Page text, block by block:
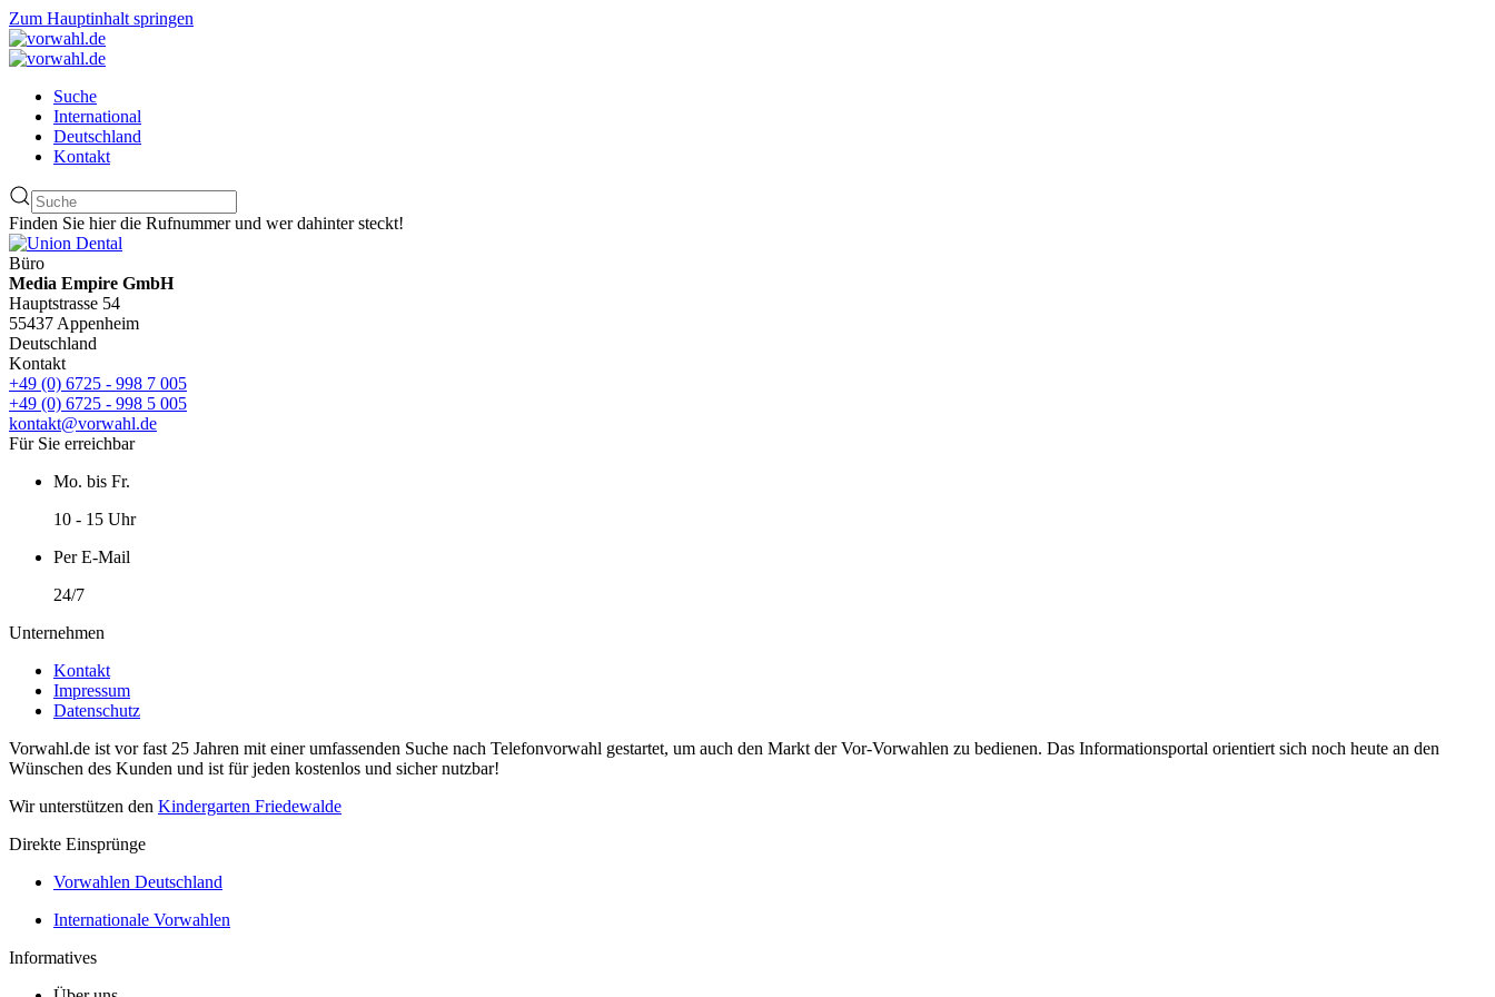
Zum Hauptinhalt springen
Suche
International
Deutschland
Kontakt
Finden Sie hier die Rufnummer und wer dahinter steckt!
Büro
Media Empire GmbH
Hauptstrasse 54
55437 Appenheim
Deutschland
Kontakt
+49 (0) 6725 - 998 7 005
+49 (0) 6725 - 998 5 005
kontakt@vorwahl.de
Für Sie erreichbar
Mo. bis Fr.
10 - 15 Uhr
Per E-Mail
24/7
Unternehmen
Kontakt
Impressum
Datenschutz
Vorwahl.de ist vor fast 25 Jahren mit einer umfassenden Suche nach Telefonvorwahl gestartet, um auch den Markt der Vor-Vorwahlen zu bedienen. Das Informationsportal orientiert sich noch heute an den
Wünschen des Kunden und ist für jeden kostenlos und sicher nutzbar!
Wir unterstützen den Kindergarten Friedewalde
Direkte Einsprünge
Vorwahlen Deutschland
Internationale Vorwahlen
Informatives